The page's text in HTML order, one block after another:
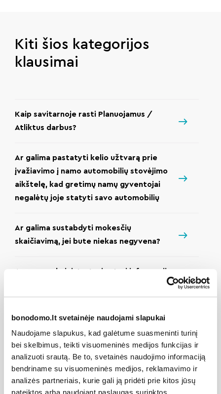
bonodomo.lt svetainėje naudojami slapukai
Naudojame slapukus, kad galėtume suasmeninti turinį
bei skelbimus, teikti visuomeninės medijos funkcijas ir
analizuoti srautą. Be to, svetainės naudojimo informaciją
bendriname su visuomeninės medijos, reklamavimo ir
analizės partneriais, kurie gali ją pridėti prie kitos jūsų
Kiti šios kategorijos
klausimai
Kaip savitarnoje rasti Planuojamus /
Atliktus darbus?
Ar galima pastatyti kelio užtvarą prie
įvažiavimo į namo automobilių stovėjimo
aikštelę, kad gretimų namų gyventojai
negalėtų joje statyti savo automobilių
Ar galima sustabdyti mokesčių
skaičiavimą, jei bute niekas negyvena?
Ar namo administratorius turi informaciją
stovėjimo aikštelės vietas mano name?
gyventojas nori įstiklinti savo buto
balkoną?
Ką daryti, jei prie namo automobiliai